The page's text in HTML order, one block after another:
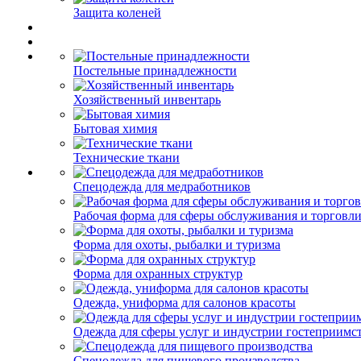
Защита коленей
Постельные принадлежности
Хозяйственный инвентарь
Бытовая химия
Технические ткани
Спецодежда для медработников
Рабочая форма для сферы обслуживания и торговли
Форма для охоты, рыбалки и туризма
Форма для охранных структур
Одежда, униформа для салонов красоты
Одежда для сферы услуг и индустрии